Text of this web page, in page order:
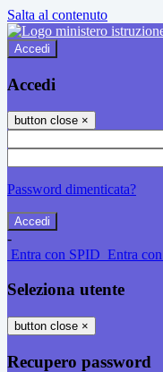
Salta al contenuto
Accedi
Accedi
button close ×
Password dimenticata?
-
Entra con SPID Entra
Seleziona utente
button close ×
Recupero password